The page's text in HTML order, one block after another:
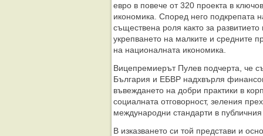
евро в повече от 320 проекта в
икономика. Според него подкрепата
съществена роля както за
укрепването на малките и средните
на националната икономика.
Вицепремиерът Пулев подчерта, че
България и ЕБВР надхвърля
въвеждането на добри практики в
социалната отговорност, зеления
международни стандарти в публичния
В изказването си той представи и